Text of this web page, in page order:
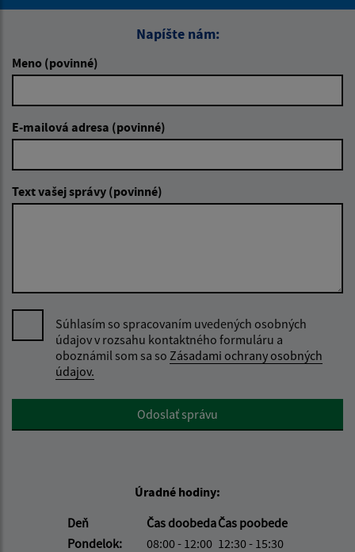
Napíšte nám:
Meno (povinné)
E-mailová adresa (povinné)
Text vašej správy (povinné)
Súhlasím so spracovaním uvedených osobných
údajov v rozsahu kontaktného formuláru a
oboznámil som sa so Zásadami ochrany osobných
údajov.
Google reCaptcha ResponseOdoslať správu
Úradné hodiny:
Deň
Čas doobedaČas poobede
Pondelok:
08:00 - 12:00 12:30 - 15:30